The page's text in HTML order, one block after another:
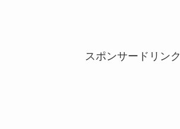
スポンサードリンク